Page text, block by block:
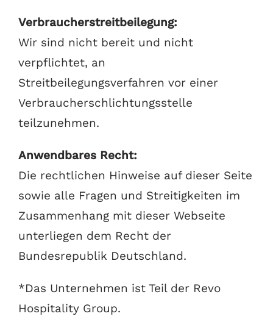
Verbraucherstreitbeilegung:
Wir sind nicht bereit und nicht
verpflichtet, an
Streitbeilegungsverfahren vor einer
Verbraucherschlichtungsstelle
teilzunehmen.
Anwendbares Recht:
Die rechtlichen Hinweise auf dieser Seite
sowie alle Fragen und Streitigkeiten im
Zusammenhang mit dieser Webseite
unterliegen dem Recht der
Bundesrepublik Deutschland.
*Das Unternehmen ist Teil der Revo
Hospitality Group.